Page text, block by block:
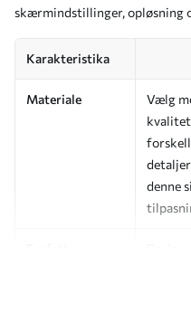
skærmindstillinger, opløsning
Karakteristika
Materiale
Vælg
denne